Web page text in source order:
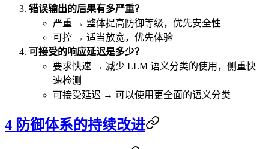
错误输出的后果有多严重？
严重 → 整体提高防御等级，优先安全性
可控 → 适当放宽，优先体验
可接受的响应延迟是多少？
要求快速 → 减少 LLM 语义分类的使用，侧重快
速检测
可接受延迟 → 可以使用更全面的语义分类
4 防御体系的持续改进